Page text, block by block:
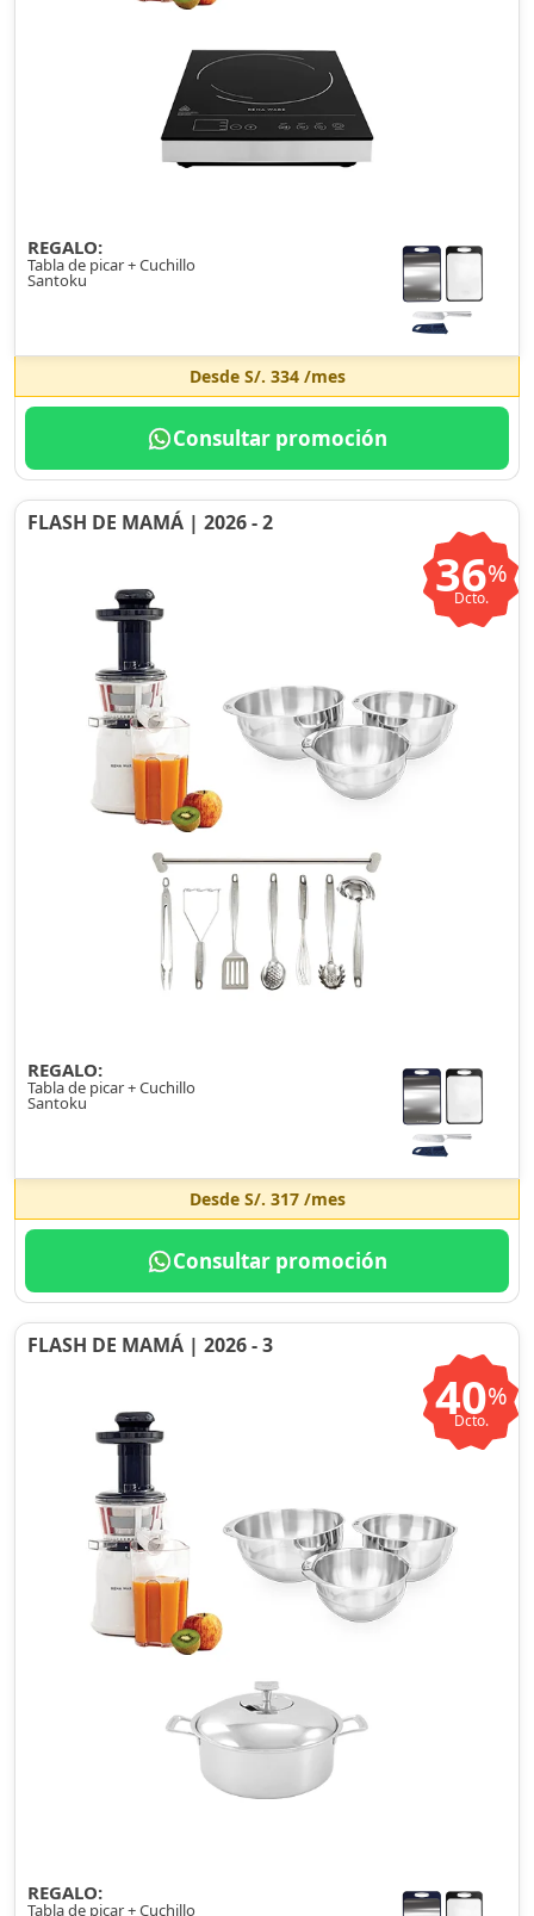
REGALO:
Tabla de picar + Cuchillo
Santoku
Desde S/. 334/mes
Consultar promoción
FLASH DE MAMÁ | 2026 - 2
36%
Dcto.
REGALO:
Tabla de picar + Cuchillo
Santoku
Desde S/. 317/mes
Consultar promoción
FLASH DE MAMÁ | 2026 - 3
40%
Dcto.
REGALO:
Tabla de picar + Cuchillo